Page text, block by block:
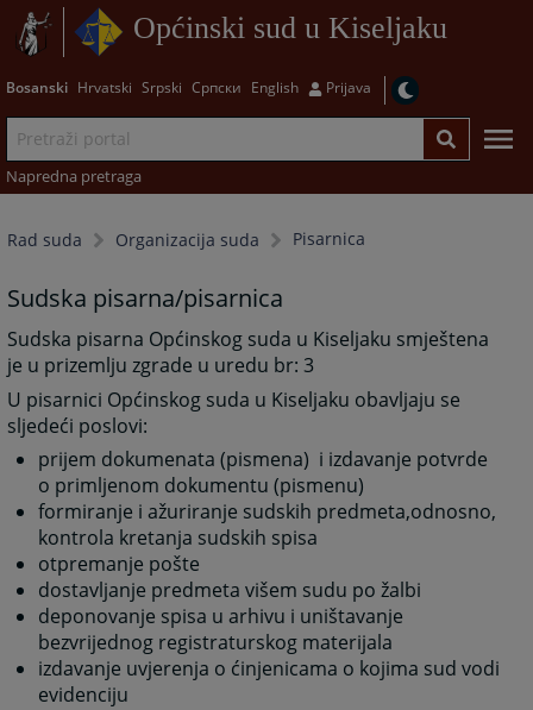
Općinski sud u Kiseljaku
Bosanski Hrvatski Srpski Српски English Prijava
Napredna pretraga
Rad suda Organizacija suda Pisarnica
Sudska pisarna/pisarnica
Sudska pisarna Općinskog suda u Kiseljaku smještena
je u prizemlju zgrade u uredu br: 3
U pisarnici Općinskog suda u Kiseljaku obavljaju se
sljedeći poslovi:
prijem dokumenata (pismena) i izdavanje potvrde
o primljenom dokumentu (pismenu)
formiranje i ažuriranje sudskih predmeta,odnosno,
kontrola kretanja sudskih spisa
otpremanje pošte
dostavljanje predmeta višem sudu po žalbi
deponovanje spisa u arhivu i uništavanje
bezvrijednog registraturskog materijala
izdavanje uvjerenja o ćinjenicama o kojima sud vodi
evidenciju